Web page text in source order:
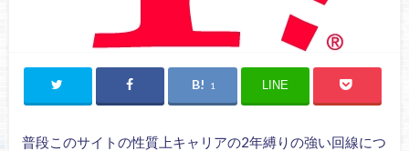
1 LINE
普段このサイトの性質上キャリアの2年縛りの強い回線につ